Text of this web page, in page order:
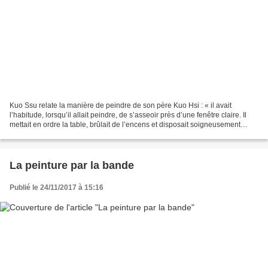
Kuo Ssu relate la manière de peindre de son père Kuo Hsi : « il avait
l’habitude, lorsqu’il allait peindre, de s’asseoir près d’une fenêtre claire. Il
mettait en ordre la table, brûlait de l’encens et disposait soigneusement
La peinture par la bande
Publié le 24/11/2017 à 15:16